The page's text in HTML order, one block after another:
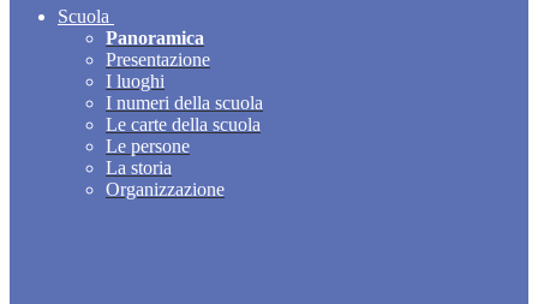
Scuola
Panoramica
Presentazione
I luoghi
I numeri della scuola
Le carte della scuola
Le persone
La storia
Organizzazione